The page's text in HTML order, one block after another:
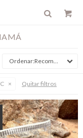
Recomendados
Quitar filtros